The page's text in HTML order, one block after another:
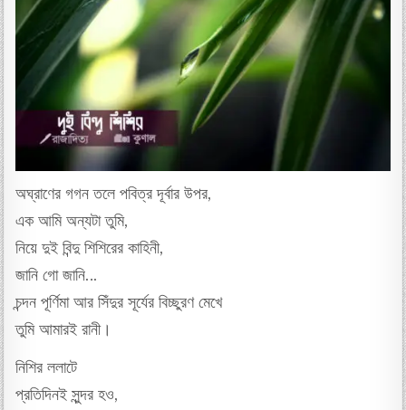
অঘ্রাণের গগন তলে পবিত্র দূর্বার উপর,
এক আমি অন্যটা তুমি,
নিয়ে দুই বিন্দু শিশিরের কাহিনী,
জানি গো জানি…
চন্দন পূর্ণিমা আর সিঁদুর সূর্যের বিচ্ছুরণ মেখে
তুমি আমারই রানী।
নিশির ললাটে
প্রতিদিনই সুন্দর হও,